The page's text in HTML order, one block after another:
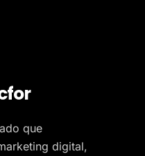
que
digital,